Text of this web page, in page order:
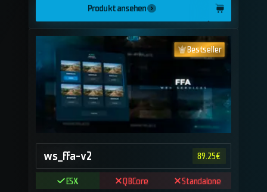
Produkt ansehen
Bestseller
ws_ffa-v2 89.25€
ESX QBCore
Standalone